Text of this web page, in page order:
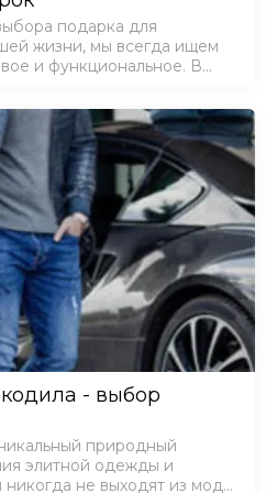
подарка для
жизни, мы всегда ищем
и функциональное. В
сестру, коллегу или…
- выбор
природный
элитной одежды и
не выходят из моды,